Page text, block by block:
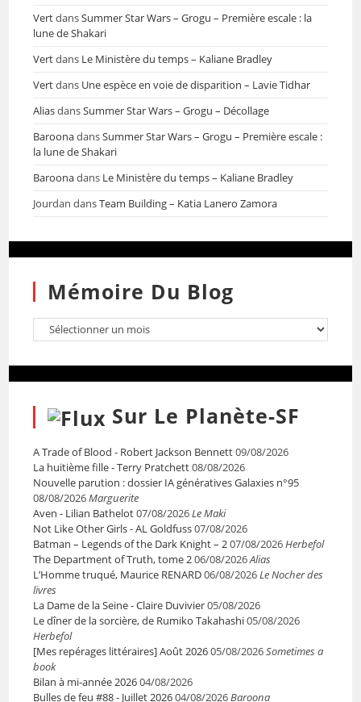
VertdansSummer Star Wars – Grogu – Première escale : la
lune de Shakari
Vertdans Le Ministère du temps – Kaliane Bradley
Vertdans Une espèce en voie de disparition – Lavie Tidhar
AliasdansSummer Star Wars – Grogu – Décollage
BaroonadansSummer Star Wars – Grogu – Première escale :
la lune de Shakari
Baroonadans Le Ministère du temps – Kaliane Bradley
Jourdan dansTeam Building – Katia Lanero Zamora
Mémoire Du Blog
Sur Le Planète-SF
A Trade of Blood - Robert Jackson Bennett09/08/2026
La huitième fille - Terry Pratchett08/08/2026
Nouvelle parution : dossier IA génératives Galaxies n°95
08/08/2026Marguerite
Aven - Lilian Bathelot07/08/2026Le Maki
Not Like Other Girls - AL Goldfuss07/08/2026
Batman – Legends of the Dark Knight – 207/08/2026Herbefol
The Department of Truth, tome 206/08/2026Alias
L’Homme truqué, Maurice RENARD06/08/2026Le Nocher des
livres
La Dame de la Seine - Claire Duvivier05/08/2026
Le dîner de la sorcière, de Rumiko Takahashi05/08/2026
Herbefol
[Mes repérages littéraires] Août 202605/08/2026Sometimes a
book
Bilan à mi-année 202604/08/2026
Bulles de feu #88 - Juillet 202604/08/2026Baroona